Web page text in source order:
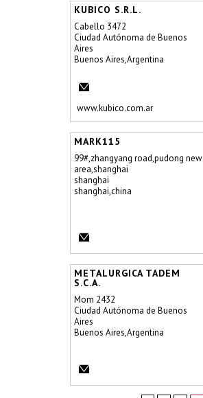
KUBICO S.R.L.
Cabello 3472
Ciudad Autónoma de Buenos
Aires
Buenos Aires,Argentina
www.kubico.com.ar
MARK115
99#,zhangyang road,pudong new
area,shanghai
shanghai
shanghai,china
METALURGICA TADEM
S.C.A.
Mom 2432
Ciudad Autónoma de Buenos
Aires
Buenos Aires,Argentina